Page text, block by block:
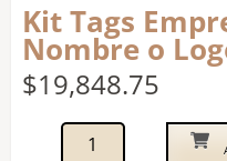
Kit Tags
Nombre o
$19,848.75